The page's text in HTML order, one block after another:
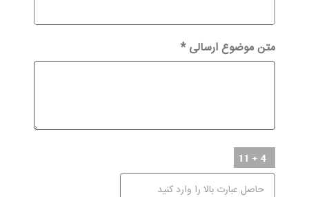
* متن موضوع ارسالی